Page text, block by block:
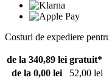
Costuri de expediere
de la 340,89 lei gratuit*
de la 0,00 lei
52,00 lei